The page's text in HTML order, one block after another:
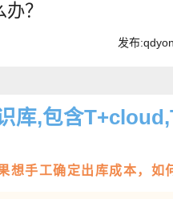
？
发布
库,包含
想手工确定出库成本，如